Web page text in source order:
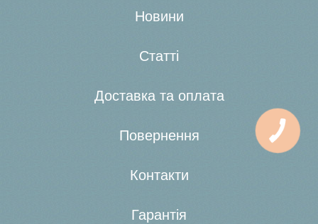
Новини
Статті
Доставка та оплата
Повернення
Контакти
Гарантія